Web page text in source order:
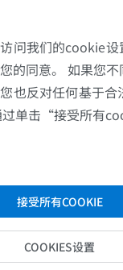
化系统> 小肠> 黏
问我们的cookie设
的同意。 如果您
也反对任何基于
过单击“接受所有
接受所有COOKIE
COOKIES设置